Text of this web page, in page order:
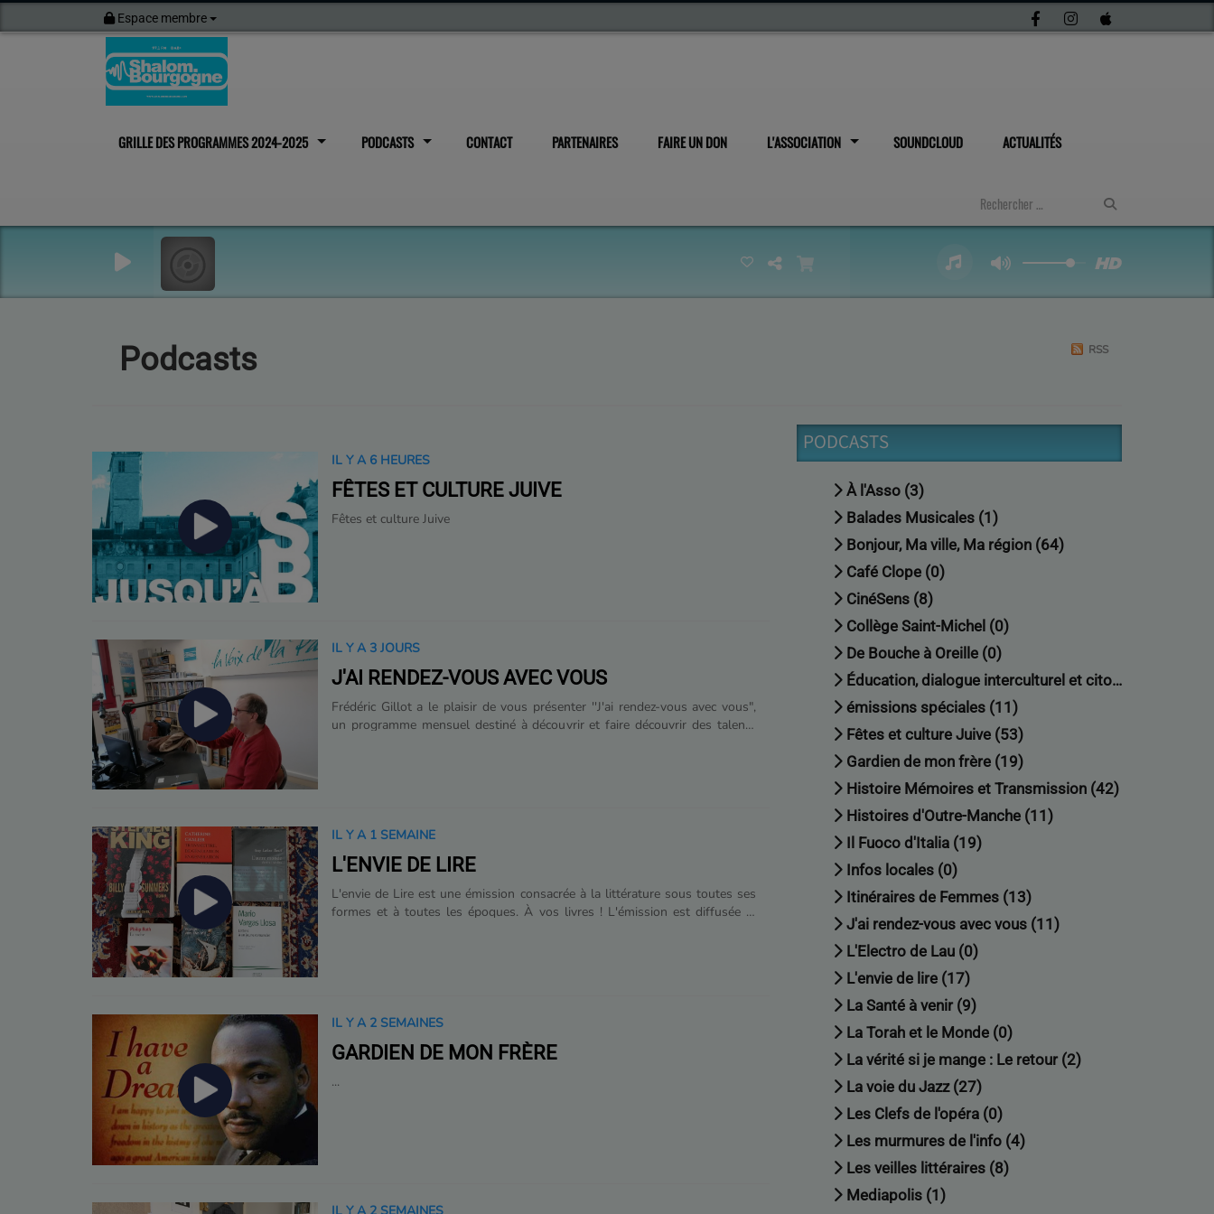
Espace membre
GRILLE DES PROGRAMMES 2024-2025 PODCASTS CONTACT PARTENAIRES FAIRE UN DON L'ASSOCIATION SOUNDCLOUD ACTUALITÉS
Podcasts RSS
IL Y A 6 HEURES
FÊTES ET CULTURE JUIVE
Fêtes et culture Juive
IL Y A 3 JOURS
J'AI RENDEZ-VOUS AVEC VOUS
Frédéric Gillot a le plaisir de vous présenter ''J'ai rendez-vous avec vous",
un programme mensuel destiné à découvrir et faire découvrir des talents
IL Y A 1 SEMAINE
L'ENVIE DE LIRE
L'envie de Lire est une émission consacrée à la littérature sous toutes ses
formes et à toutes les époques. À vos livres ! L'émission est diffusée le
IL Y A 2 SEMAINES
GARDIEN DE MON FRÈRE
...
PODCASTS
À l'Asso (3)
Balades Musicales (1)
Bonjour, Ma ville, Ma région (64)
Café Clope (0)
CinéSens (8)
Collège Saint-Michel (0)
De Bouche à Oreille (0)
Éducation, dialogue interculturel et citoyenneté (18)
émissions spéciales (11)
Fêtes et culture Juive (53)
Gardien de mon frère (19)
Histoire Mémoires et Transmission (42)
Histoires d'Outre-Manche (11)
Il Fuoco d'Italia (19)
Infos locales (0)
Itinéraires de Femmes (13)
J'ai rendez-vous avec vous (11)
L'Electro de Lau (0)
L'envie de lire (17)
La Santé à venir (9)
La Torah et le Monde (0)
La vérité si je mange : Le retour (2)
La voie du Jazz (27)
Les Clefs de l'opéra (0)
Les murmures de l'info (4)
Les veilles littéraires (8)
Mediapolis (1)